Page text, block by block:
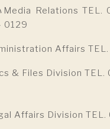
Relations TEL.
0129
Affairs
& Files Division TEL.
Affairs Division TEL.